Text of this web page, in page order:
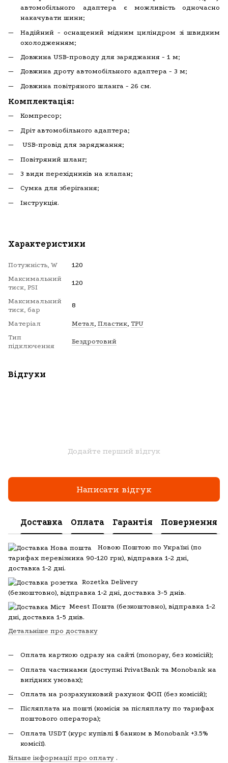
автомобільного адаптера є можливість одночасно
накачувати шини;
Надійний - оснащений мідним циліндром зі швидким
охолодженням;
Довжина USB-проводу для заряджання - 1 м;
Довжина дроту автомобільного адаптера - 3 м;
Довжина повітряного шланга - 26 см.
Комплектація:
Компресор;
Дріт автомобільного адаптера;
USB-провід для заряджання;
Повітряний шланг;
3 види перехідників на клапан;
Сумка для зберігання;
Інструкція.
Характеристики
Потужність, W
120
Максимальний
тиск, PSI
120
Максимальний
тиск, бар
8
Матеріал Метал, Пластик, TPU
Тип
підключення
Бездротовий
Відгуки
Додайте перший відгук
Написати відгук
Доставка Оплата Гарантія Повернення
Новою Поштою по Україні (по
тарифах перевізника 90-120 грн), відправка 1-2 дні,
доставка 1-2 дні.
Rozetka Delivery
(безкоштовно), відправка 1-2 дні, доставка 3-5 днів.
Meest Пошта (безкоштовно), відправка 1-2
дні, доставка 1-5 днів.
Детальніше про доставку
Оплата карткою одразу на сайті (monopay, без комісій);
Оплата частинами (доступні PrivatBank та Monobank на
вигідних умовах);
Оплата на розрахунковий рахунок ФОП (без комісій);
Післяплата на пошті (комісія за післяплату по тарифах
поштового оператора);
Оплата USDT (курс купівлі $ банком в Monobank +3.5%
комісії).
Більше інформації про оплату .